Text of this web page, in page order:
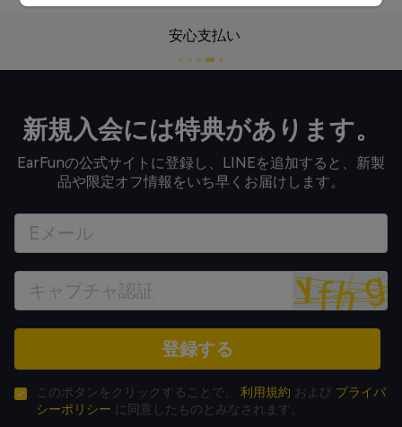
安心支払い
新規入会には特典があります。
EarFunの公式サイトに登録し、LINEを追加すると、新製
品や限定オフ情報をいち早くお届けします。
登録する
このボタンをクリックすることで、 利用規約 および プライバ
シーポリシー に同意したものとみなされます。